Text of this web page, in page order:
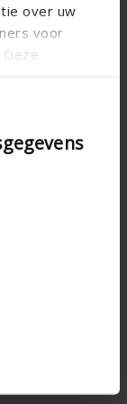
over uw
voor
of
uw gebruik